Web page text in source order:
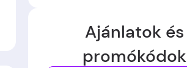
Ajánlatok és
promókódok